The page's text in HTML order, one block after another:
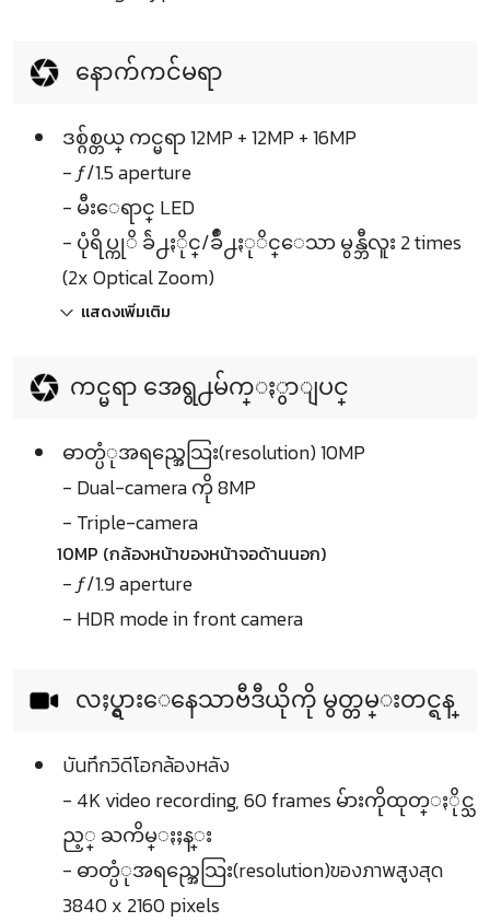
နောက်ကင်မရာ
ဒစ္ဂ်စ္တယ္ ကင္မရာ 12MP + 12MP + 16MP
- ƒ/1.5 aperture
- မီးေရာင္ LED
- ပုံရိပ္ကုိ ခ်ဲ႕ႏိုင္/ခ်ဳံ႕ႏုိင္ေသာ မွန္ဘီလူး 2 times
(2x Optical Zoom)
แสดงเพิ่มเติม
ကင္မရာ အေရွ႕မ်က္ႏွာျပင္
ဓာတ္ပံုအရည္အေသြး(resolution) 10MP
- Dual-camera ကို 8MP
- Triple-camera
10MP (กล้องหน้าของหน้าจอด้านนอก)
- ƒ/1.9 aperture
- HDR mode in front camera
လႈပ္ရွားေနေသာဗီဒီယိုကို မွတ္တမ္းတင္ရန္
บันทึกวิดีโอกล้องหลัง
- 4K video recording, 60 frames မ်ားကိုထုတ္ႏိုင္သ
ည့္ ႀကိမ္ႏႈန္း
- ဓာတ္ပံုအရည္အေသြး(resolution)ของภาพสูงสุด
3840 x 2160 pixels